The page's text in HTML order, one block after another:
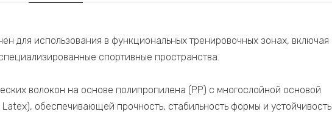
для использования в функциональных тренировочных зонах, включая
спортивные пространства.
волокон на основе полипропилена (PP) с многослойной основой
обеспечивающей прочность, стабильность формы и устойчивость